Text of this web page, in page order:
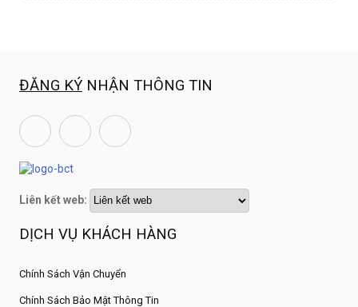
ĐĂNG KÝ NHẬN THÔNG TIN
Liên kết web:
DỊCH VỤ KHÁCH HÀNG
Chính Sách Vận Chuyển
Chính Sách Bảo Mật Thông Tin